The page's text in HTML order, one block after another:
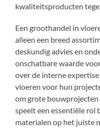
kwaliteitsproducten
Een groothandel in
alleen een breed
deskundig advies en
onschatbare waarde
over de interne
vloeren voor hun
om grote
speelt een essentiële rol
materialen op het juiste